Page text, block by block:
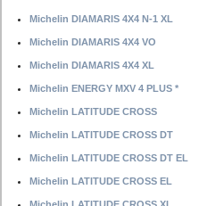
Michelin DIAMARIS 4X4 N-1 XL
Michelin DIAMARIS 4X4 VO
Michelin DIAMARIS 4X4 XL
Michelin ENERGY MXV 4 PLUS *
Michelin LATITUDE CROSS
Michelin LATITUDE CROSS DT
Michelin LATITUDE CROSS DT EL
Michelin LATITUDE CROSS EL